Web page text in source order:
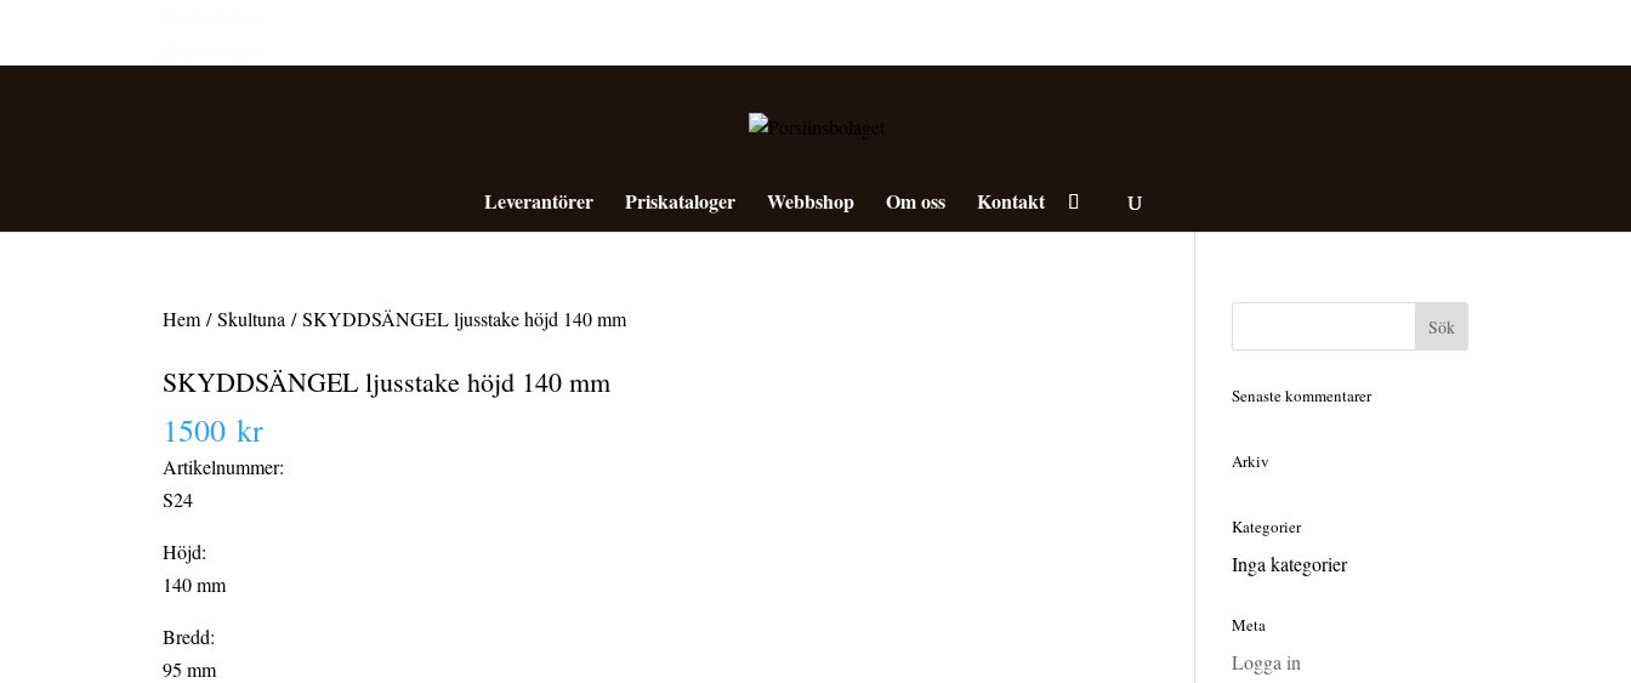
Leverantörer Priskataloger Webbshop Om oss Kontakt
Hem /Skultuna / SKYDDSÄNGEL ljusstake höjd 140 mm
SKYDDSÄNGEL ljusstake höjd 140 mm
1500kr
Artikelnummer:
S24
Höjd:
140 mm
Bredd:
95 mm
Senaste kommentarer
Arkiv
Kategorier
Inga kategorier
Meta
Logga in